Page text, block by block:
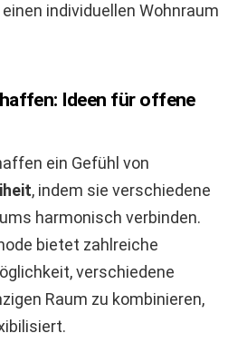
individuellen Wohnraum
Ideen für offene
ein Gefühl von
, indem sie verschiedene
harmonisch verbinden.
bietet zahlreiche
verschiedene
Raum zu kombinieren,